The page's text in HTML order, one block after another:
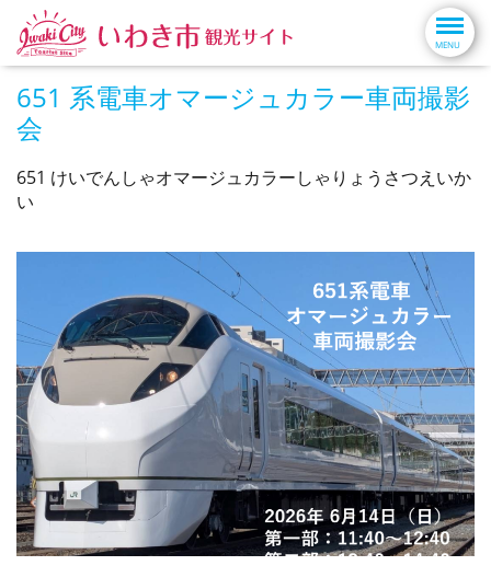
651 系電車オマージュカラー車両撮影
会
651 けいでんしゃオマージュカラーしゃりょうさつえいか
い